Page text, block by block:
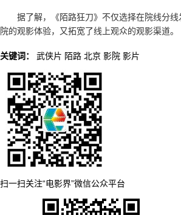
据了解，《陌路狂刀》不仅选择在院线分
院的观影体验，又拓宽了线上观众的观影渠道。
关键词： 武侠片 陌路 北京 影院 影片
扫一扫关注“电影界”微信公众平台